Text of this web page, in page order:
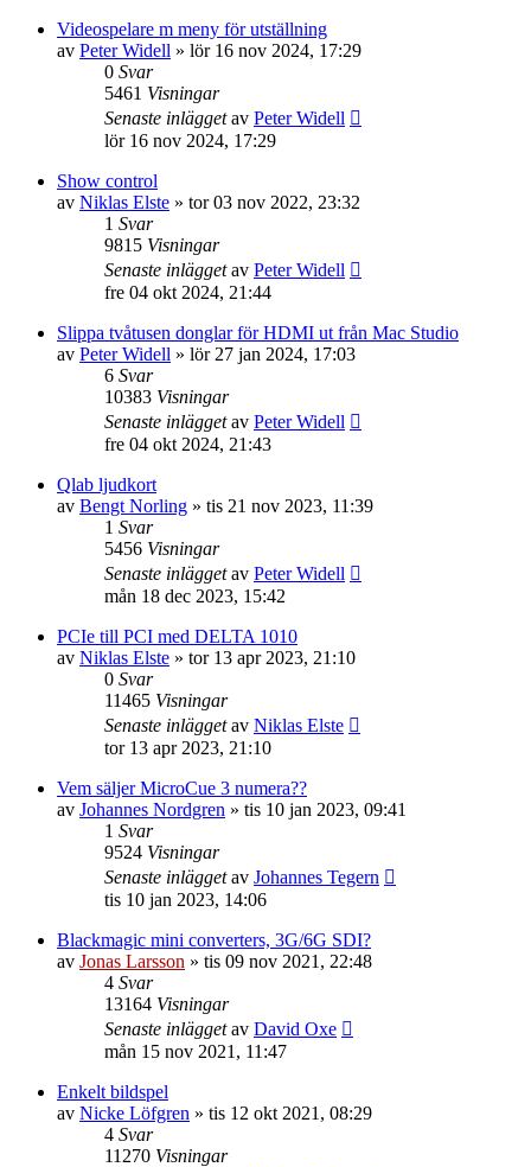
Videospelare m meny för utställning
av Peter Widell » lör 16 nov 2024, 17:29
0 Svar
5461 Visningar
Senaste inläggetav Peter Widell
lör 16 nov 2024, 17:29
Show control
av Niklas Elste » tor 03 nov 2022, 23:32
1 Svar
9815 Visningar
Senaste inläggetav Peter Widell
fre 04 okt 2024, 21:44
Slippa tvåtusen donglar för HDMI ut från Mac Studio
av Peter Widell » lör 27 jan 2024, 17:03
6 Svar
10383 Visningar
Senaste inläggetav Peter Widell
fre 04 okt 2024, 21:43
Qlab ljudkort
av Bengt Norling » tis 21 nov 2023, 11:39
1 Svar
5456 Visningar
Senaste inläggetav Peter Widell
mån 18 dec 2023, 15:42
PCIe till PCI med DELTA 1010
av Niklas Elste » tor 13 apr 2023, 21:10
0 Svar
11465 Visningar
Senaste inläggetav Niklas Elste
tor 13 apr 2023, 21:10
Vem säljer MicroCue 3 numera??
av Johannes Nordgren » tis 10 jan 2023, 09:41
1 Svar
9524 Visningar
Senaste inläggetav Johannes Tegern
tis 10 jan 2023, 14:06
Blackmagic mini converters, 3G/6G SDI?
av Jonas Larsson » tis 09 nov 2021, 22:48
4 Svar
13164 Visningar
Senaste inläggetav David Oxe
mån 15 nov 2021, 11:47
Enkelt bildspel
av Nicke Löfgren » tis 12 okt 2021, 08:29
4 Svar
11270 Visningar